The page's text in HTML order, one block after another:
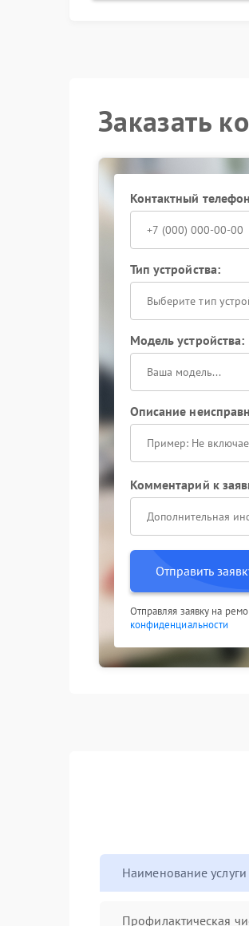
Заказать
Контактный
Тип устройства:
Выберите тип
Модель устройства:
Описание
Комментарий к
Отправить
Отправляя заявку на
конфиденциальности
Наименование услуги
Профилактическая